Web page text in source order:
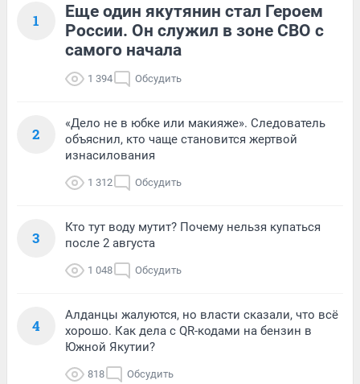
1
Еще один якутянин стал Героем
России. Он служил в зоне СВО с
самого начала
1 394 Обсудить
2
«Дело не в юбке или макияже». Следователь
объяснил, кто чаще становится жертвой
изнасилования
1 312 Обсудить
3
Кто тут воду мутит? Почему нельзя купаться
после 2 августа
1 048 Обсудить
4
Алданцы жалуются, но власти сказали, что всё
хорошо. Как дела с QR-кодами на бензин в
Южной Якутии?
818 Обсудить